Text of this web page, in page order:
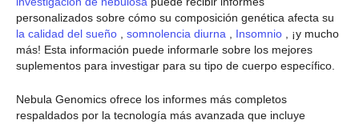
personalizados sobre cómo su composición genética afecta su
la calidad del sueño
somnolencia diurna Insomnio , ¡y mucho
más! Esta información puede informarle sobre los mejores
suplementos para investigar para su tipo de cuerpo específico.
Nebula Genomics ofrece los informes más completos
respaldados por la tecnología más avanzada que incluye